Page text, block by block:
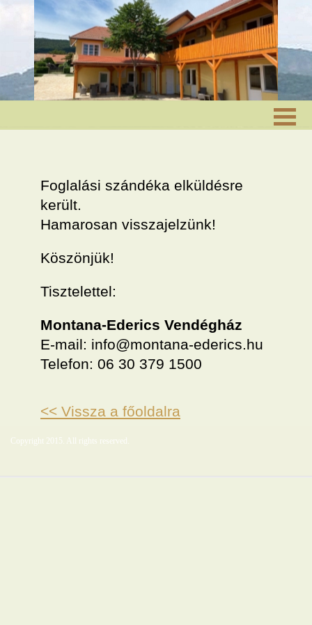
Foglalási szándéka elküldésre
került.
Hamarosan visszajelzünk!
Köszönjük!
Tisztelettel:
Montana-Ederics Vendégház
E-mail: info@montana-ederics.hu
Telefon: 06 30 379 1500
<< Vissza a főoldalra
Copyright 2015. All rights reserved.